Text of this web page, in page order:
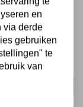
en
via derde
gebruiken
te
van